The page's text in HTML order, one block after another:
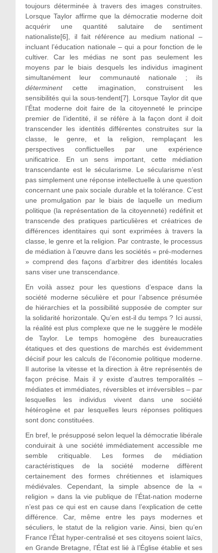
toujours déterminée à travers des images construites.
Lorsque Taylor affirme que la démocratie moderne doit
acquérir une quantité salutaire de sentiment
nationaliste[6], il fait référence au medium national –
incluant l’éducation nationale – qui a pour fonction de le
cultiver. Car les médias ne sont pas seulement les
moyens par le biais desquels les individus imaginent
simultanément leur communauté nationale ; ils
déterminentcette imagination, construisent les
sensibilités qui la sous-tendent[7]. Lorsque Taylor dit que
l’État moderne doit faire de la citoyenneté le principe
premier de l’identité, il se réfère à la façon dont il doit
transcender les identités différentes construites sur la
classe, le genre, et la religion, remplaçant les
perspectives conflictuelles par une expérience
unificatrice. En un sens important, cette médiation
transcendante est le sécularisme. Le sécularisme n’est
pas simplement une réponse intellectuelle à une question
concernant une paix sociale durable et la tolérance. C’est
une promulgation par le biais de laquelle un medium
politique (la représentation de la citoyenneté) redéfinit et
transcende des pratiques particulières et créatrices de
différences identitaires qui sont exprimées à travers la
classe, le genre et la religion. Par contraste, le processus
de médiation à l’œuvre dans les sociétés « pré-modernes
» comprend des façons d’arbitrer des identités locales
sans viser une transcendance.
En voilà assez pour les questions d’espace dans la
société moderne séculière et pour l’absence présumée
de hiérarchies et la possibilité supposée de compter sur
la solidarité horizontale. Qu’en est-il du temps ? Ici aussi,
la réalité est plus complexe que ne le suggère le modèle
de Taylor. Le temps homogène des bureaucraties
étatiques et des questions de marchés est évidemment
décisif pour les calculs de l’économie politique moderne.
Il autorise la vitesse et la direction à être représentés de
façon précise. Mais il y existe d’autres temporalités –
médiates et immédiates, réversibles et irréversibles – par
lesquelles les individus vivent dans une société
hétérogène et par lesquelles leurs réponses politiques
sont donc constituées.
En bref, le présupposé selon lequel la démocratie libérale
conduirait à une société immédiatement accessible me
semble critiquable. Les formes de médiation
caractéristiques de la société moderne diffèrent
certainement des formes chrétiennes et islamiques
médiévales. Cependant, la simple absence de la «
religion » dans la vie publique de l’État-nation moderne
n’est pas ce qui est en cause dans l’explication de cette
différence. Car, même entre les pays modernes et
séculiers, le statut de la religion varie. Ainsi, bien qu’en
France l’État hyper-centralisé et ses citoyens soient laïcs,
en Grande Bretagne, l’État est lié à l’Église établie et ses